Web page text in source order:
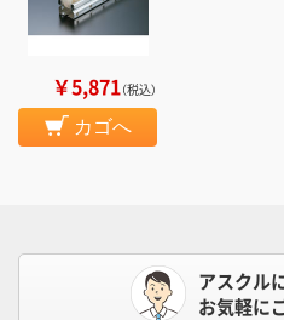
￥5,871（税込）
カゴへ
アスクル
お気軽に